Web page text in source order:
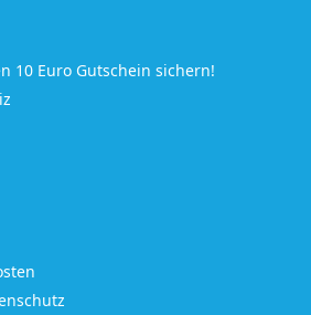
10 Euro Gutschein sichern!